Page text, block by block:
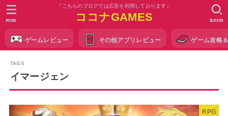
『こちらのブログでは広告を利用しております』
ココナGAMES
ゲームレビュー その他アプリレビュー ゲーム攻略
SEARCH
MENU
イマージェン
RPG